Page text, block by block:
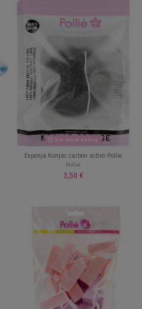
Sin stock online
Esponja Konjac carbón activo Pollie
Pollié
3,50 €